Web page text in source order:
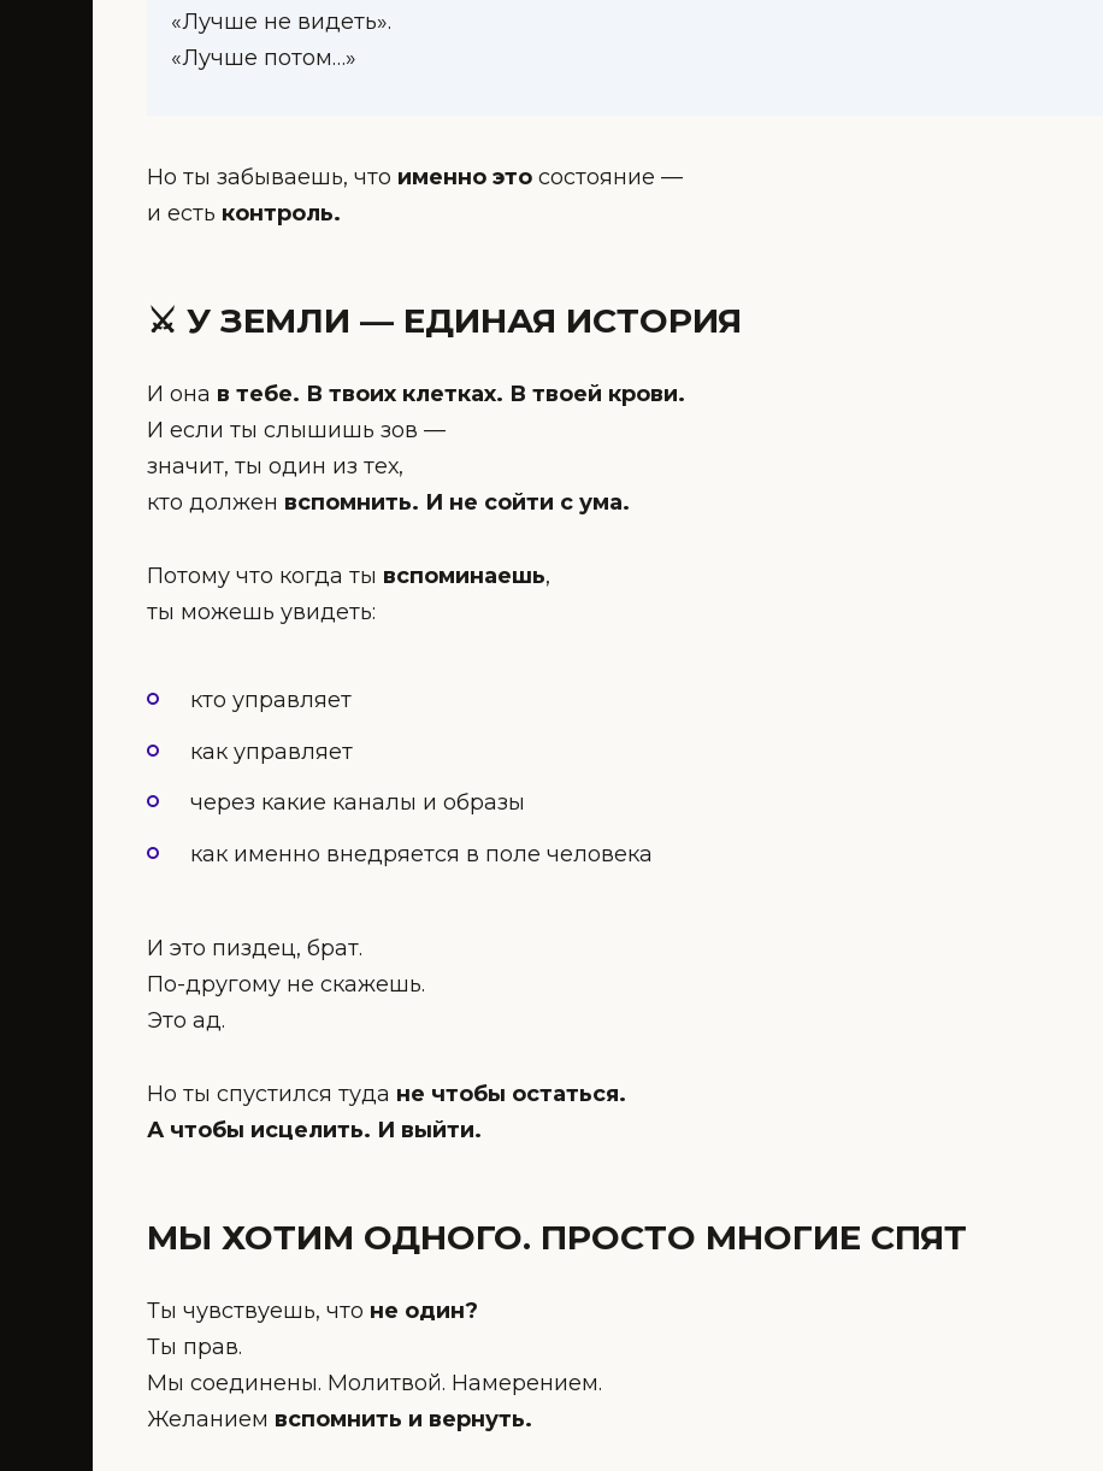
«Лучше не видеть».
«Лучше потом…»
Но ты забываешь, что именно это состояние —
и есть контроль.
⚔️ У ЗЕМЛИ — ЕДИНАЯ ИСТОРИЯ
И она в тебе. В твоих клетках. В твоей крови.
И если ты слышишь зов —
значит, ты один из тех,
кто должен вспомнить. И не сойти с ума.
Потому что когда ты вспоминаешь,
ты можешь увидеть:
кто управляет
как управляет
через какие каналы и образы
как именно внедряется в поле человека
И это пиздец, брат.
По-другому не скажешь.
Это ад.
Но ты спустился туда не чтобы остаться.
А чтобы исцелить. И выйти.
МЫ ХОТИМ ОДНОГО. ПРОСТО МНОГИЕ СПЯТ
Ты чувствуешь, что не один?
Ты прав.
Мы соединены. Молитвой. Намерением.
Желанием вспомнить и вернуть.